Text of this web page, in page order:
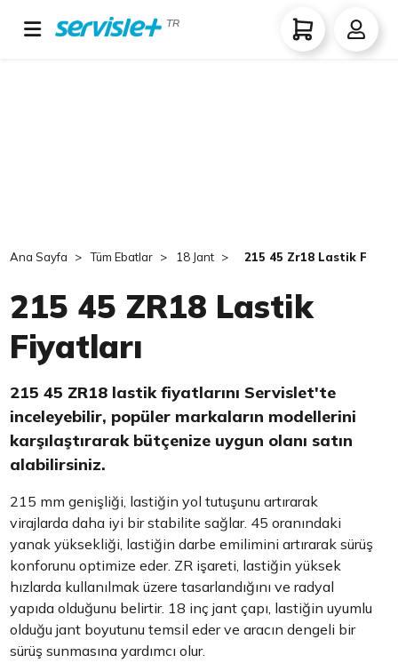
TR
Ana Sayfa Tüm Ebatlar 18 Jant 215 45 Zr18 Lastik
215 45 ZR18 Lastik
Fiyatları
215 45 ZR18 lastik fiyatlarını Servislet'te
inceleyebilir, popüler markaların modellerini
karşılaştırarak bütçenize uygun olanı satın
alabilirsiniz.
215 mm genişliği, lastiğin yol tutuşunu artırarak
virajlarda daha iyi bir stabilite sağlar. 45 oranındaki
yanak yüksekliği, lastiğin darbe emilimini artırarak sürüş
konforunu optimize eder. ZR işareti, lastiğin yüksek
hızlarda kullanılmak üzere tasarlandığını ve radyal
yapıda olduğunu belirtir. 18 inç jant çapı, lastiğin uyumlu
olduğu jant boyutunu temsil eder ve aracın dengeli bir
sürüş sunmasına yardımcı olur.